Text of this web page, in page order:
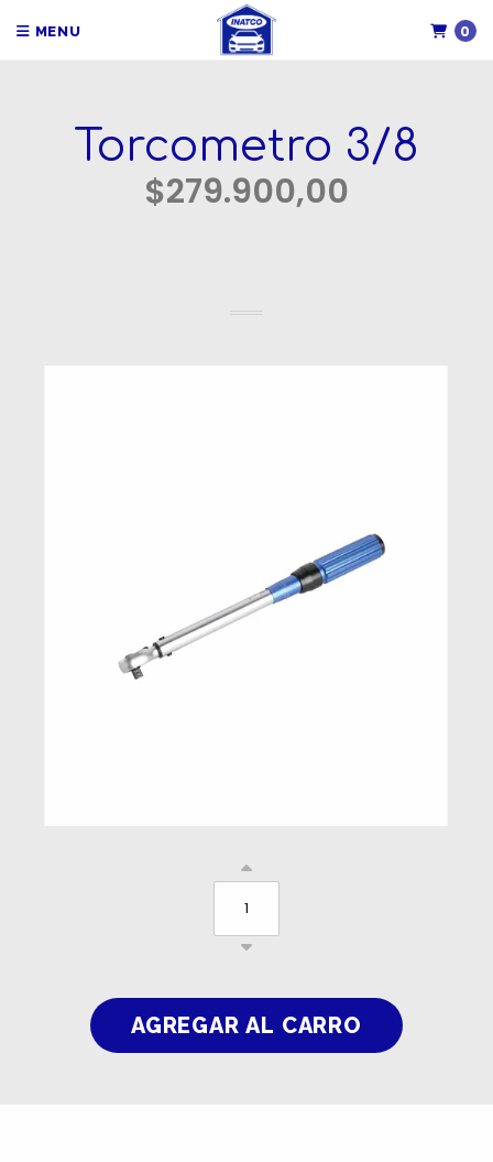
MENU 0
Torcometro 3/8
$279.900,00